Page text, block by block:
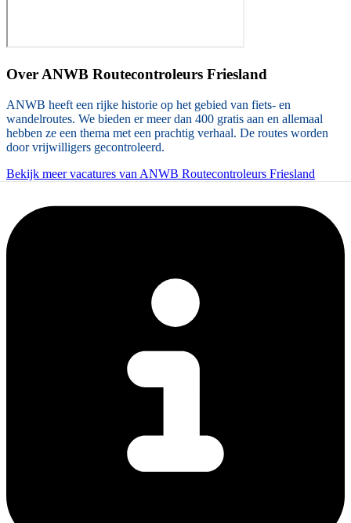
Over ANWB Routecontroleurs Friesland
ANWB heeft een rijke historie op het gebied van fiets- en
wandelroutes. We bieden er meer dan 400 gratis aan en allemaal
hebben ze een thema met een prachtig verhaal. De routes worden
door vrijwilligers gecontroleerd.
Bekijk meer vacatures van ANWB Routecontroleurs Friesland